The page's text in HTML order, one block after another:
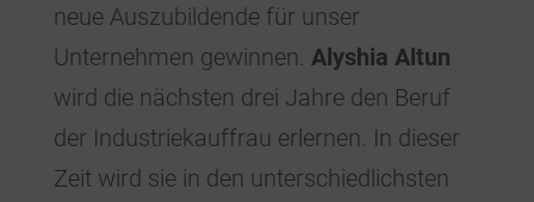
neue Auszubildende für unser
Unternehmen gewinnen. Alyshia Altun
wird die nächsten drei Jahre den Beruf
der Industriekauffrau erlernen. In dieser
Zeit wird sie in den unterschiedlichsten